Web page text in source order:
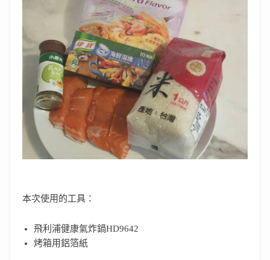
本次使用的工具：
飛利浦健康氣炸鍋HD9642
烤箱用鋁箔紙